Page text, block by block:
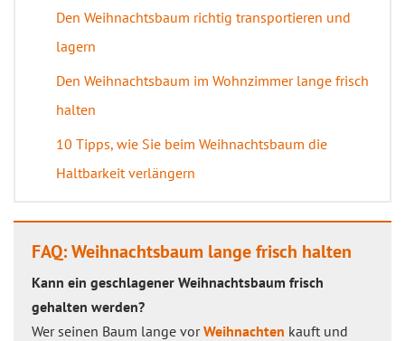
Den Weihnachtsbaum richtig transportieren und
lagern
Den Weihnachtsbaum im Wohnzimmer lange frisch
halten
10 Tipps, wie Sie beim Weihnachtsbaum die
Haltbarkeit verlängern
FAQ: Weihnachtsbaum lange frisch halten
Kann ein geschlagener Weihnachtsbaum frisch
gehalten werden?
Wer seinen Baum lange vorWeihnachten kauft und